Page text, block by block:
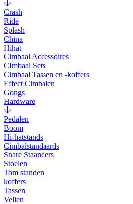
Crash
Ride
Splash
China
Hihat
Cimbaal Accessoires
CImbaal Sets
Cimbaal Tassen en -koffers
Effect Cimbalen
Gongs
Hardware
Pedalen
Boom
Hi-hatstands
Cimbalstandaards
Snare Staanders
Stoelen
Tom standen
koffers
Tassen
Vellen